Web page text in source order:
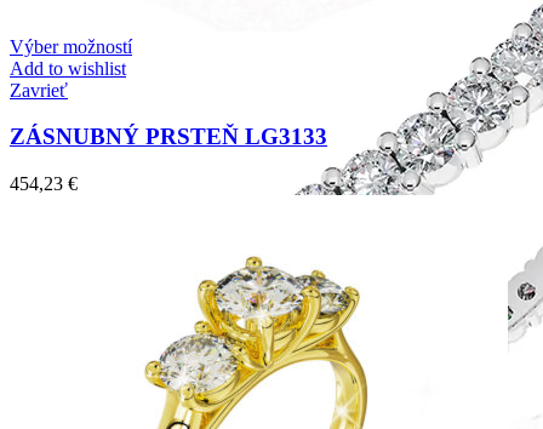
Výber možností
Add to wishlist
Zavrieť
ZÁSNUBNÝ PRSTEŇ LG3133
454,23 €